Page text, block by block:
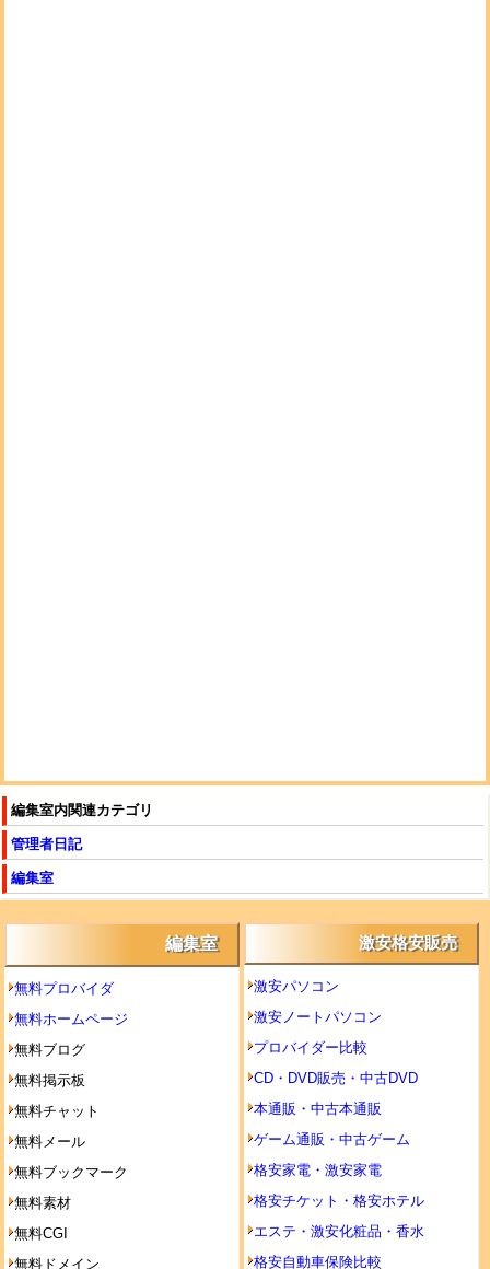
編集室内関連カテゴリ
管理者日記
編集室
編集室
無料プロバイダ
無料ホームページ
無料ブログ
無料掲示板
無料チャット
無料メール
無料ブックマーク
無料素材
無料CGI
無料ドメイン
激安格安販売
激安パソコン
激安ノートパソコン
プロバイダー比較
CD・DVD販売・中古DVD
本通販・中古本通販
ゲーム通販・中古ゲーム
格安家電・激安家電
格安チケット・格安ホテル
エステ・激安化粧品・香水
格安自動車保険比較